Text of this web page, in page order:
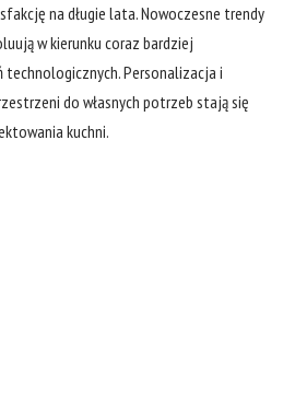
na długie lata. Nowoczesne trendy
w kierunku coraz bardziej
technologicznych. Personalizacja i
do własnych potrzeb stają się
kuchni.